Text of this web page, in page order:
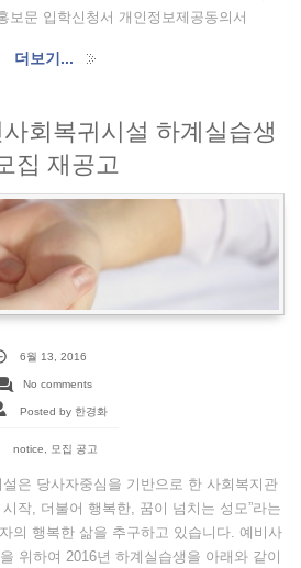
보문 입학신청서 개인정보제공동의서
더보기...
회복귀시설 하계실습생
집 재공고
6월 13, 2016
No comments
Posted by 한경화
notice 모집 공고
은 당사자중심을 기반으로 한 사회복지관
작, 더불어 행복한, 꿈이 넘치는 성모”라는
의 행복한 삶을 추구하고 있습니다. 예비사
위하여 2016년 하계실습생을 아래와 같이